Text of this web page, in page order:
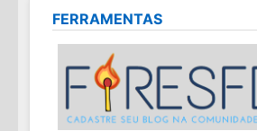
FERRAMENTAS